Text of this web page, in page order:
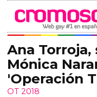
Ana
Mónica
'Operación
OT 2018